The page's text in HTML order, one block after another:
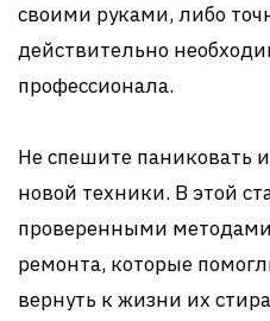
своими руками, либо
действительно
профессионала.
Не спешите паниковать
новой техники. В этой
проверенными
ремонта, которые
вернуть к жизни их